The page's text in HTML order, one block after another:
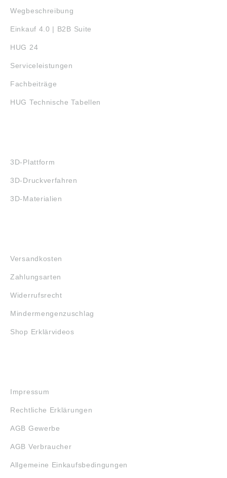
Wegbeschreibung
Einkauf 4.0 | B2B Suite
HUG 24
Serviceleistungen
Fachbeiträge
HUG Technische Tabellen
3D-Plattform
3D-Druckverfahren
3D-Materialien
Versandkosten
Zahlungsarten
Widerrufsrecht
Mindermengenzuschlag
Shop Erklärvideos
Impressum
Rechtliche Erklärungen
AGB Gewerbe
AGB Verbraucher
Allgemeine Einkaufsbedingungen